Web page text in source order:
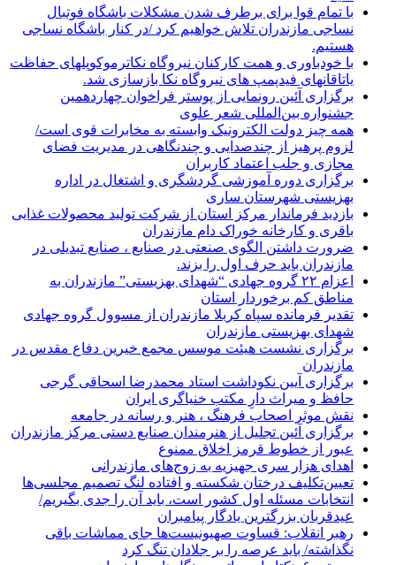
با تمام قوا برای برطرف شدن مشکلات باشگاه فوتبال
نساجی مازندران تلاش خواهیم کرد /در کنار باشگاه نساجی
هستیم.
با خودباوری و همت کارکنان نیروگاه نکاترموکوپلهای حفاظت
یاتاقانهای فیدپمپ های نیروگاه نکا بازسازی شد.
برگزاری آئین رونمایی از پوستر فراخوان چهاردهمین
جشنواره بین‌المللی شعر علوی
همه چیز دولت الکترونیک وابسته به مخابرات قوی است/
لزوم پرهیز از چندصدایی و چندنگاهی در مدیریت فضای
مجازی و جلب اعتماد کاربران
برگزاری دوره آموزشی گردشگری و اشتغال در اداره
بهزیستی شهرستان ساری
بازدید فرماندار مرکز استان از شرکت تولید محصولات غذایی
باقری و کارخانه خوراک دام مازندران
ضرورت داشتن الگوی صنعتی در صنایع ، صنایع تبدیلی در
مازندران باید حرف اول را بزند.
اعزام ۲۲ گروه جهادی “شهدای بهزیستی” مازندران به
مناطق کم برخوردار استان
تقدیر فرمانده سپاه کربلا مازندران از مسوول گروه جهادی
شهدای بهزیستی مازندران
برگزاری نشست هیئت موسس مجمع خیرین دفاع مقدس در
مازندران
برگزاری آیین نکوداشت استاد محمدرضا اسحاقی گرجی
حافظ و میراث دارِ مکتب خنیاگری ایران
نقش موثر اصحاب فرهنگ ، هنر و رسانه در جامعه
برگزاری آئین تجلیل از هنرمندان صنایع دستی مرکز مازندران
عبور از خطوط قرمز اخلاق ممنوع
اهدای هزار سری جهیزیه به زوج‌های مازندرانی
تعیین‌تکلیف درختان شکسته و افتاده لنگ تصمیم مجلسی‌ها
انتخابات مسئله اول کشور است، باید آن را جدی بگیریم/
عیدقربان بزرگترین یادگار پیامبران
رهبر انقلاب: قساوت صهیونیست‌ها جای مماشات باقی
نگذاشته/ باید عرصه را بر جلادان تنگ کرد